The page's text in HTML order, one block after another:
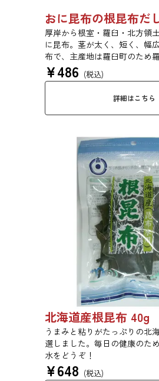
厚岸から根室・羅臼・北方領
に昆布。茎が太く、短く、幅
布で、主産地は羅臼町のため
すが、厚岸町で採れたおに昆
布です。真昆布と同等の高級
や黄色く濁りますが、濃厚で
のあるだしが特徴です。
¥486 (税込)
詳細はこちら
北海道産根昆布 40g
うまみと粘りがたっぷりの北
選しました。毎日の健康のた
水をどうぞ！
¥648 (税込)